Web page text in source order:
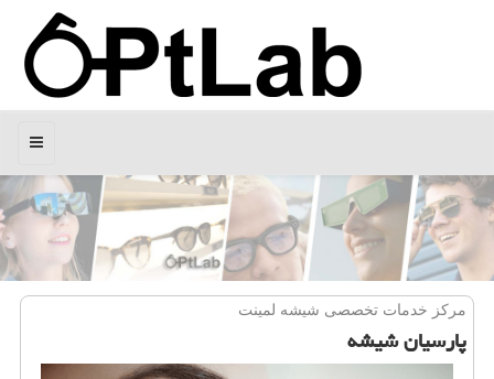
منو
مركز خدمات تخصصی شیشه لمینت
پارسیان شیشه